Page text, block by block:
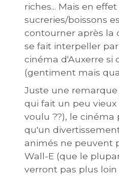
riches... Mais en
sucreries/boissons
contourner après la
se fait interpeller
cinéma d'Auxerre si
(gentiment mais
Juste une
qui fait un peu
voulu ??), le
qu'un
animés ne peuvent
Wall-E (que le
verront pas plus